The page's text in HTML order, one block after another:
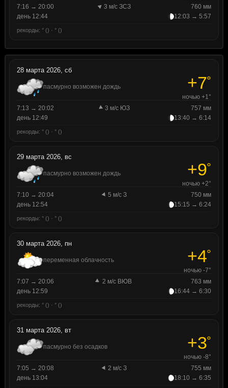
7:16 → 20:00
3 м/с ЗСЗ
760 мм
день 12:44
12:03 → 5:57
рекорды: ° () · ° ()
28 марта 2026, сб
пасмурно возможен дождь +7°
ночью +1°
7:13 → 20:02
3 м/с ЮЗ
757 мм
день 12:49
13:40 → 6:14
рекорды: ° () · ° ()
29 марта 2026, вс
пасмурно возможен дождь +9°
ночью +2°
7:10 → 20:04
5 м/с З
750 мм
день 12:54
15:15 → 6:24
рекорды: ° () · ° ()
30 марта 2026, пн
переменная облачность +4°
ночью -7°
7:07 → 20:06
2 м/с ВЮВ
763 мм
день 12:59
16:44 → 6:30
рекорды: ° () · ° ()
31 марта 2026, вт
пасмурно без осадков +3°
ночью -8°
7:05 → 20:08
2 м/с З
755 мм
день 13:04
18:10 → 6:35